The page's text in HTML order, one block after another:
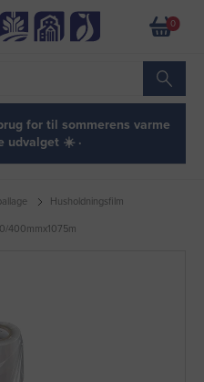
0
for til sommerens varme
udvalget ☀️ ·
Husholdningsfilm
400mmx1075m